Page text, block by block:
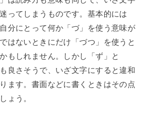
ってしまうものです。基本的には
分にとって何か「づ」を使う意味が
はないときにだけ「づつ」を使うと
もしれません。しかし「ず」と
良さそうで、いざ文字にすると違和
ます。書面などに書くときはその点
ょう。